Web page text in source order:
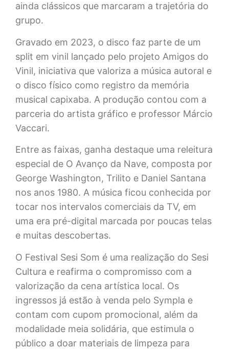
ainda clássicos que marcaram a trajetória do
grupo.
Gravado em 2023, o disco faz parte de um
split em vinil lançado pelo projeto Amigos do
Vinil, iniciativa que valoriza a música autoral e
o disco físico como registro da memória
musical capixaba. A produção contou com a
parceria do artista gráfico e professor Márcio
Vaccari.
Entre as faixas, ganha destaque uma releitura
especial de O Avanço da Nave, composta por
George Washington, Trilito e Daniel Santana
nos anos 1980. A música ficou conhecida por
tocar nos intervalos comerciais da TV, em
uma era pré-digital marcada por poucas telas
e muitas descobertas.
O Festival Sesi Som é uma realização do Sesi
Cultura e reafirma o compromisso com a
valorização da cena artística local. Os
ingressos já estão à venda pelo Sympla e
contam com cupom promocional, além da
modalidade meia solidária, que estimula o
público a doar materiais de limpeza para